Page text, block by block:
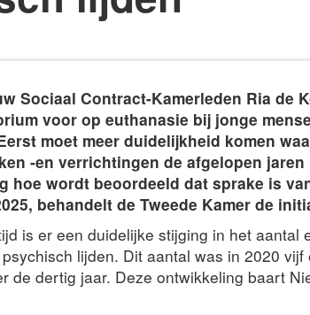
Sociaal Contract-Kamerleden Ria de
voor op euthanasie bij jonge
moet meer duidelijkheid komen
-en verrichtingen de afgelopen
hoe wordt beoordeeld dat sprake is
behandelt de Tweede Kamer de
is er een duidelijke stijging in het aantal
lijden. Dit aantal was in 2020
de dertig jaar. Deze ontwikkeling baart